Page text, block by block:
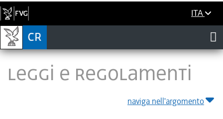
ITA
LEGGI E REGOLAMENTI
naviga nell'argomento